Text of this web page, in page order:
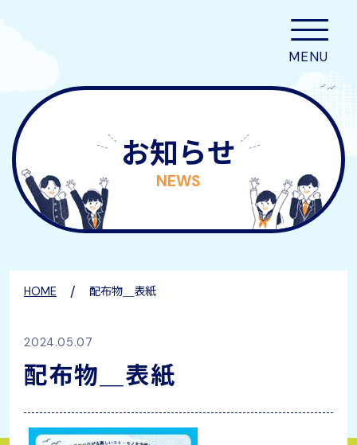
お知らせ
NEWS
HOME / 配布物＿表紙
2024.05.07
配布物＿表紙